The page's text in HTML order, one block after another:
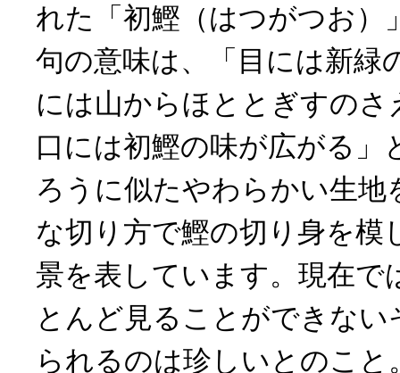
れた「初鰹（はつがつお）
句の意味は、「目には新緑
には山からほととぎすの
口には初鰹の味が広がる」
ろうに似たやわらかい生地
な切り方で鰹の切り身を模
景を表しています。現在で
とんど見ることができな
られるのは珍しいとのこと